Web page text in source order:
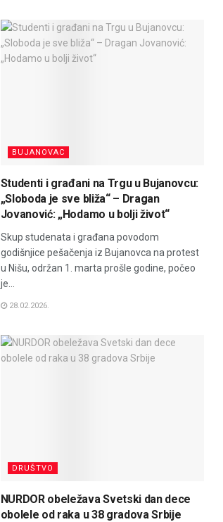
BUJANOVAC
Studenti i građani na Trgu u Bujanovcu:
„Sloboda je sve bliža“ – Dragan
Jovanović: „Hodamo u bolji život“
Skup studenata i građana povodom
godišnjice pešačenja iz Bujanovca na protest
u Nišu, održan 1. marta prošle godine, počeo
je...
28.02.2026.
DRUŠTVO
NURDOR obeležava Svetski dan dece
obolele od raka u 38 gradova Srbije